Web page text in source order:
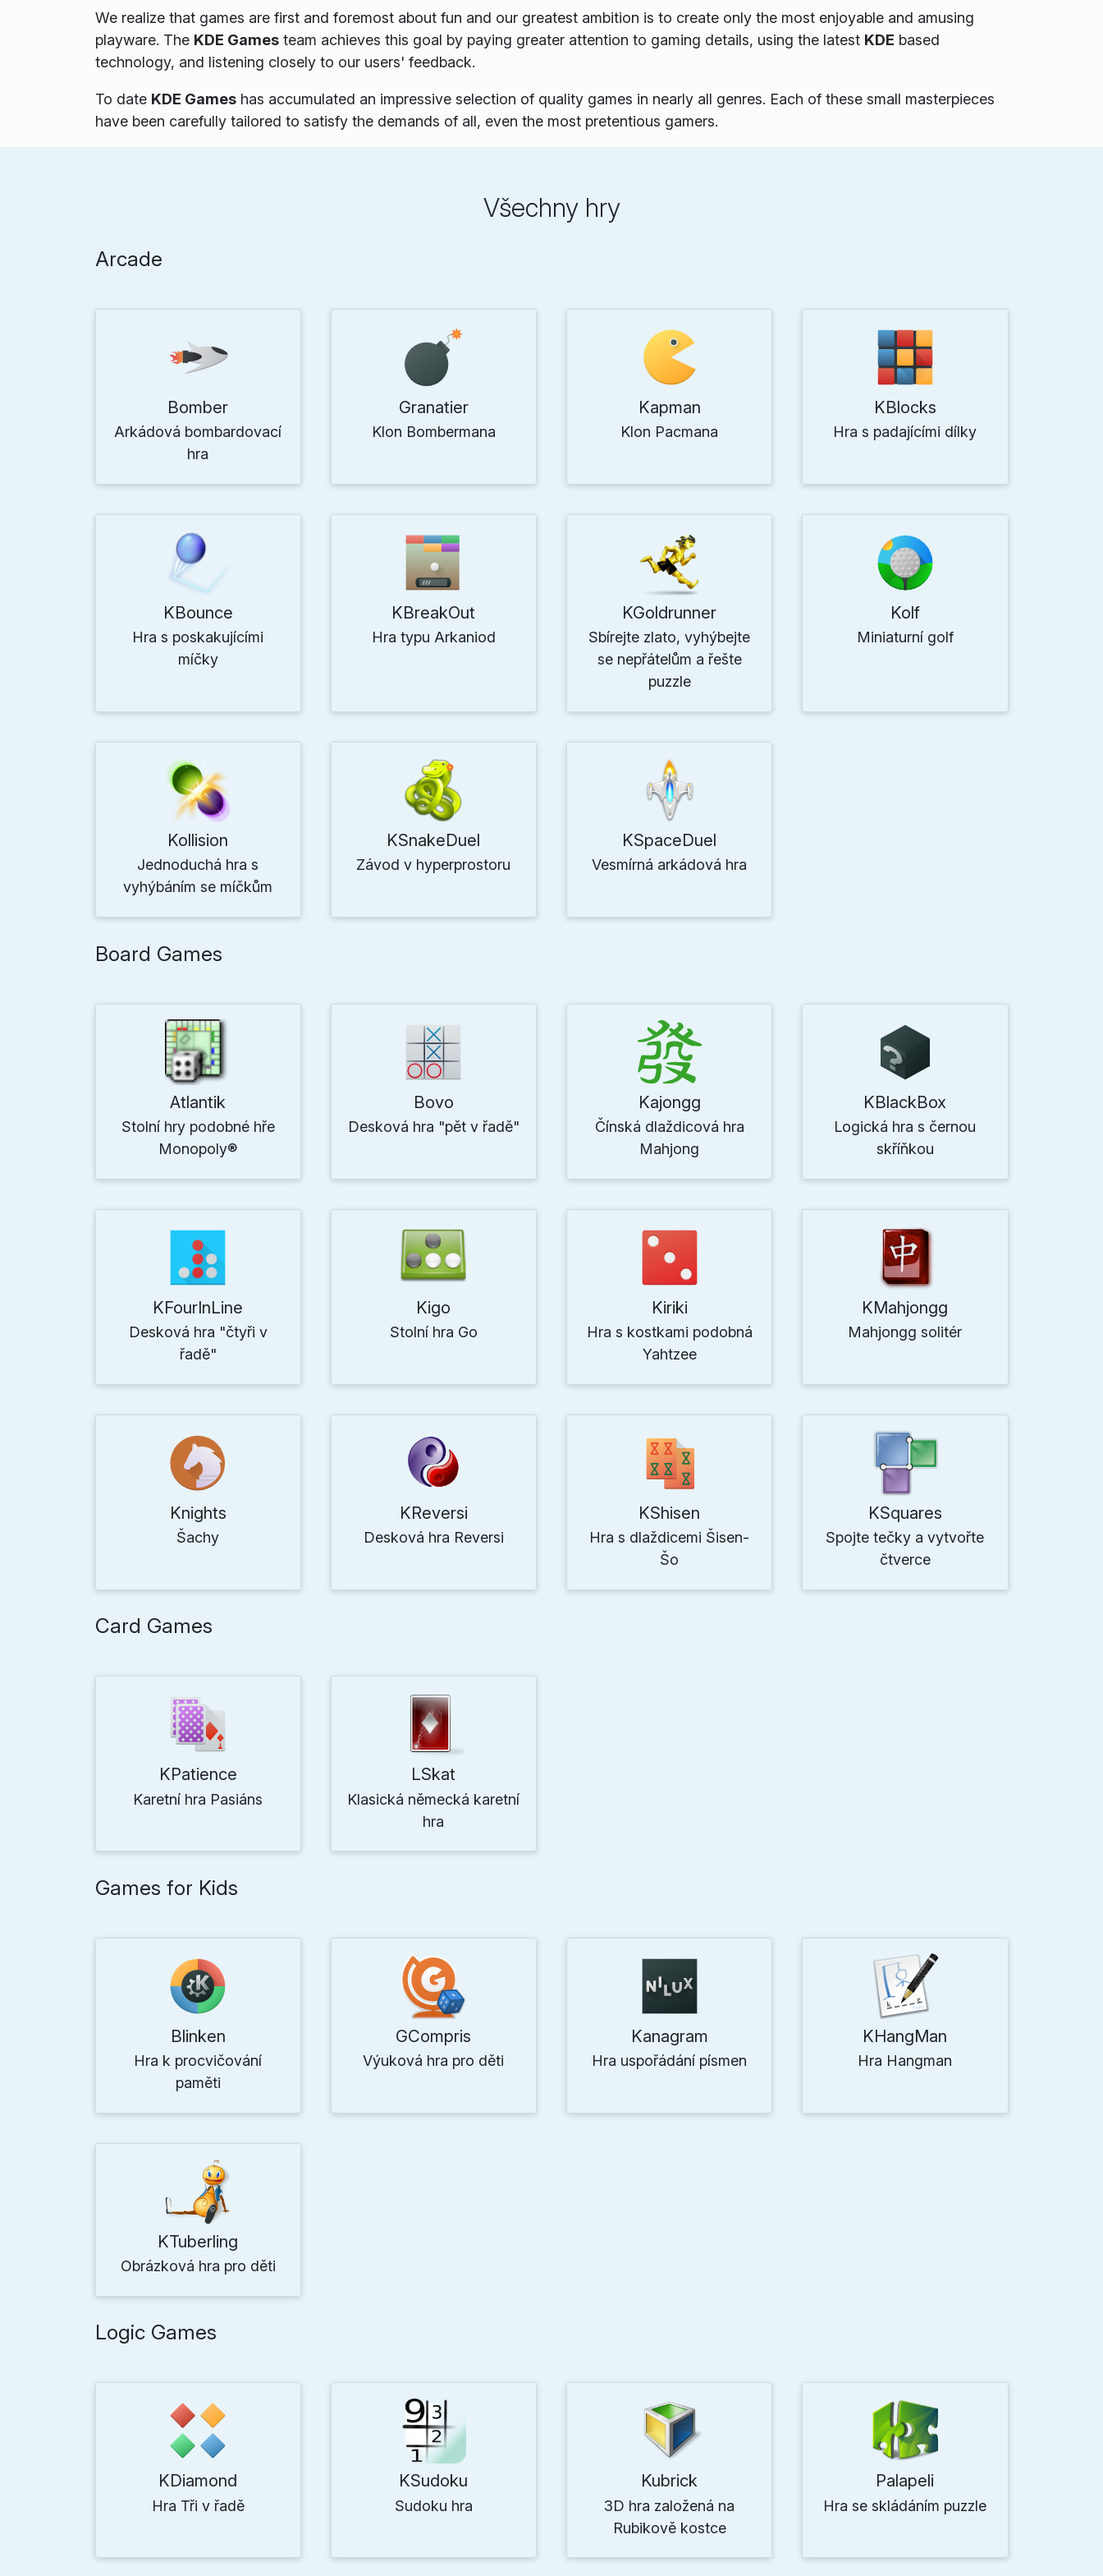
We realize that games are first and foremost about fun and our greatest ambition is to create only the most enjoyable and amusing
playware. The KDE Gamesteam achieves this goal by paying greater attention to gaming details, using the latest KDE based
technology, and listening closely to our users' feedback.
To date KDE Gameshas accumulated an impressive selection of quality games in nearly all genres. Each of these small masterpieces
have been carefully tailored to satisfy the demands of all, even the most pretentious gamers.
Všechny hry
Arcade
Bomber
Arkádová bombardovací
hra
Granatier
Klon Bombermana
Kapman
Klon Pacmana
KBlocks
Hra s padajícími dílky
KBounce
Hra s poskakujícími
míčky
KBreakOut
Hra typu Arkaniod
KGoldrunner
Sbírejte zlato, vyhýbejte
se nepřátelům a řešte
puzzle
Kolf
Miniaturní golf
Kollision
Jednoduchá hra s
vyhýbáním se míčkům
KSnakeDuel
Závod v hyperprostoru
KSpaceDuel
Vesmírná arkádová hra
Board Games
Atlantik
Stolní hry podobné hře
Monopoly®
Bovo
Desková hra "pět v řadě"
Kajongg
Čínská dlaždicová hra
Mahjong
KBlackBox
Logická hra s černou
skříňkou
KFourInLine
Desková hra "čtyři v
řadě"
Kigo
Stolní hra Go
Kiriki
Hra s kostkami podobná
Yahtzee
KMahjongg
Mahjongg solitér
Knights
Šachy
KReversi
Desková hra Reversi
KShisen
Hra s dlaždicemi Šisen-
Šo
KSquares
Spojte tečky a vytvořte
čtverce
Card Games
KPatience
Karetní hra Pasiáns
LSkat
Klasická německá karetní
hra
Games for Kids
Blinken
Hra k procvičování
paměti
GCompris
Výuková hra pro děti
Kanagram
Hra uspořádání písmen
KHangMan
Hra Hangman
KTuberling
Obrázková hra pro děti
Logic Games
KDiamond
Hra Tři v řadě
KSudoku
Sudoku hra
Kubrick
3D hra založená na
Rubikově kostce
Palapeli
Hra se skládáním puzzle